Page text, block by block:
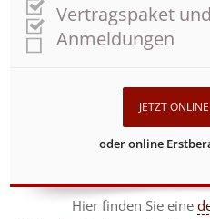
Vertragspaket und
Anmeldungen
JETZT
oder online
Hier finden Sie eine